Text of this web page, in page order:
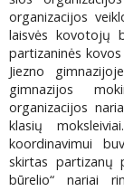
organizacijos
laisvės kovotojų
partizaninės
Jiezno
gimnazijos
organizacijos
klasių
koordinavimui
skirtas partizanų
būrelio“ nariai